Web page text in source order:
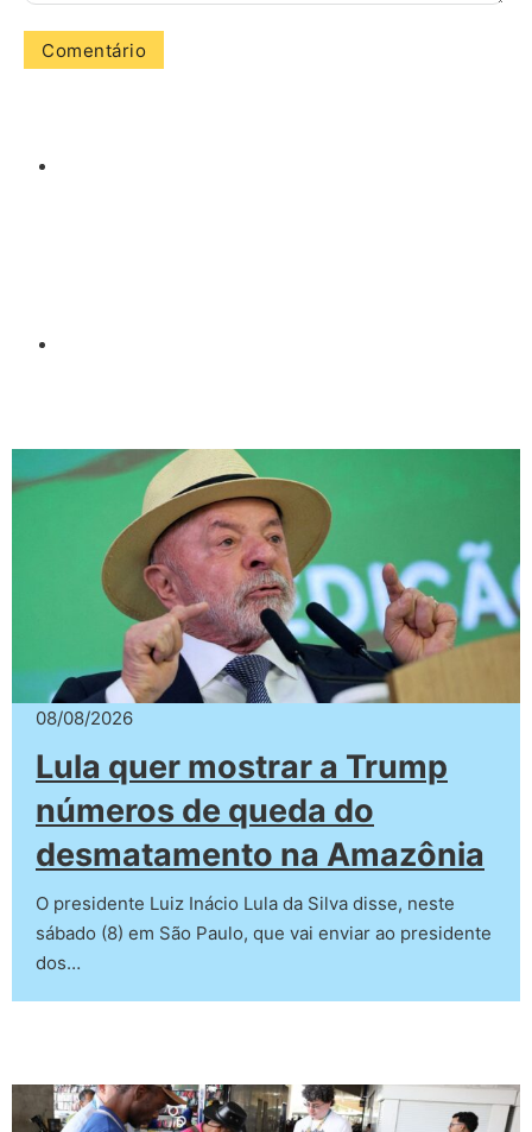
08/08/2026
Lula quer mostrar a Trump
números de queda do
desmatamento na Amazônia
O presidente Luiz Inácio Lula da Silva disse, neste
sábado (8) em São Paulo, que vai enviar ao presidente
dos…